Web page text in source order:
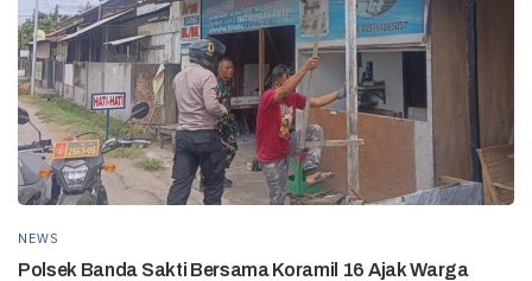
NEWS
Polsek Banda Sakti Bersama Koramil 16 Ajak Warga